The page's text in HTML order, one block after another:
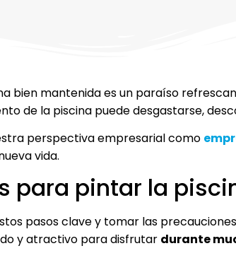
bien mantenida es un paraíso
de la piscina puede desgastarse,
perspectiva empresarial como
vida.
para pintar la
pasos clave y tomar las
y atractivo para disfrutar durante